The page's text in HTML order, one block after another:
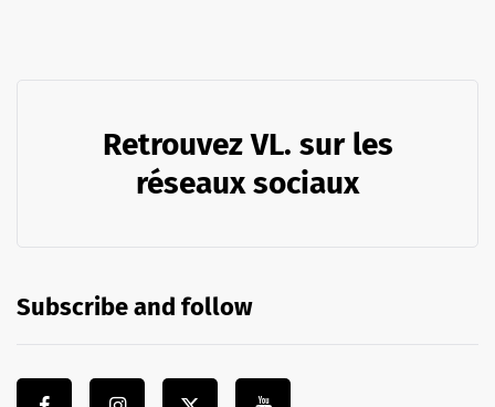
Retrouvez VL. sur les
réseaux sociaux
Subscribe and follow